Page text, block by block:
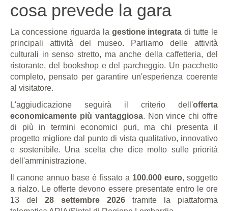
cosa prevede la gara
La concessione riguarda la gestione integrata di tutte le
principali attività del museo. Parliamo delle attività
culturali in senso stretto, ma anche della caffetteria, del
ristorante, del bookshop e del parcheggio. Un pacchetto
completo, pensato per garantire un'esperienza coerente
al visitatore.
L'aggiudicazione seguirà il criterio dell'offerta
economicamente più vantaggiosa. Non vince chi offre
di più in termini economici puri, ma chi presenta il
progetto migliore dal punto di vista qualitativo, innovativo
e sostenibile. Una scelta che dice molto sulle priorità
dell'amministrazione.
Il canone annuo base è fissato a 100.000 euro, soggetto
a rialzo. Le offerte devono essere presentate entro le ore
13 del 28 settembre 2026 tramite la piattaforma